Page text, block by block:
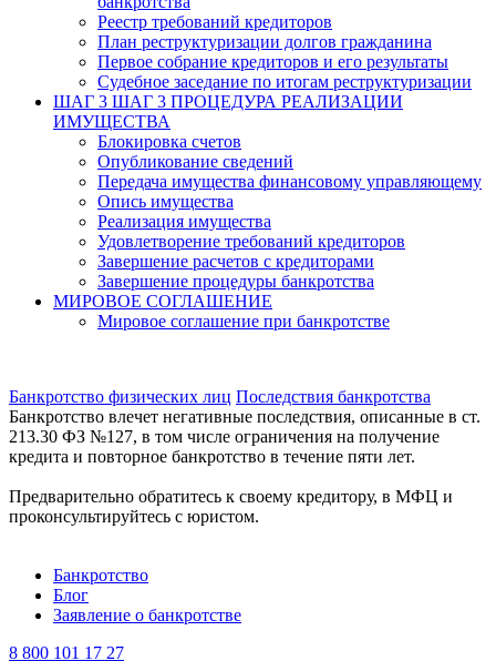
Реестр требований кредиторов
План реструктуризации долгов гражданина
Первое собрание кредиторов и его результаты
Судебное заседание по итогам реструктуризации
ШАГ 3 ШАГ 3 ПРОЦЕДУРА РЕАЛИЗАЦИИ
ИМУЩЕСТВА
Блокировка счетов
Опубликование сведений
Передача имущества финансовому управляющему
Опись имущества
Реализация имущества
Удовлетворение требований кредиторов
Завершение расчетов с кредиторами
Завершение процедуры банкротства
МИРОВОЕ СОГЛАШЕНИЕ
Мировое соглашение при банкротстве
Банкротство физических лиц Последствия банкротства
Банкротство влечет негативные последствия, описанные в ст.
213.30 ФЗ №127, в том числе ограничения на получение
кредита и повторное банкротство в течение пяти лет.
Предварительно обратитесь к своему кредитору, в МФЦ и
проконсультируйтесь с юристом.
Банкротство
Блог
Заявление о банкротстве
8 800 101 17 27